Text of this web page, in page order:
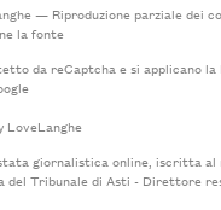
— Riproduzione parziale dei
la fonte
da reCaptcha e si applicano la
LoveLanghe
giornalistica online, iscritta al
del Tribunale di Asti - Direttore